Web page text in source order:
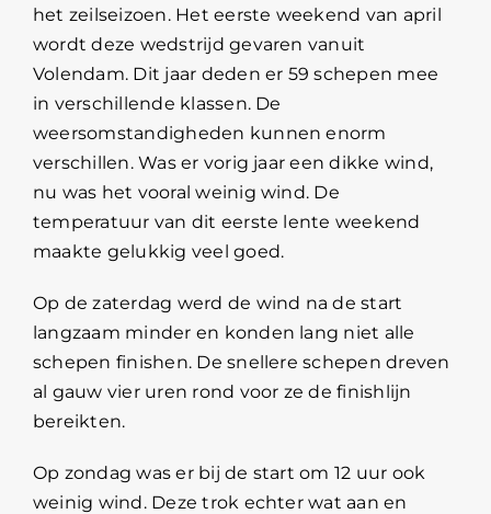
het zeilseizoen. Het eerste weekend van april
wordt deze wedstrijd gevaren vanuit
Volendam. Dit jaar deden er 59 schepen mee
in verschillende klassen. De
weersomstandigheden kunnen enorm
verschillen. Was er vorig jaar een dikke wind,
nu was het vooral weinig wind. De
temperatuur van dit eerste lente weekend
maakte gelukkig veel goed.
Op de zaterdag werd de wind na de start
langzaam minder en konden lang niet alle
schepen finishen. De snellere schepen dreven
al gauw vier uren rond voor ze de finishlijn
bereikten.
Op zondag was er bij de start om 12 uur ook
weinig wind. Deze trok echter wat aan en